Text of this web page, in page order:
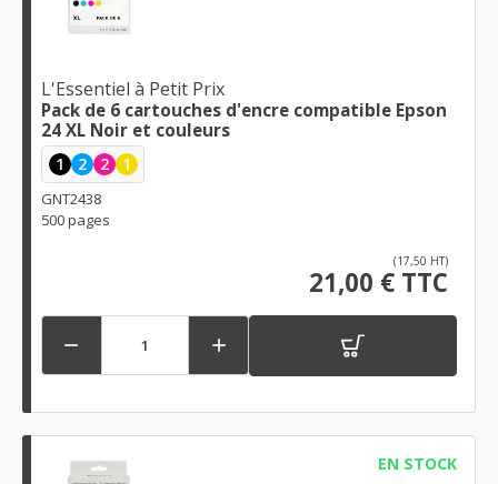
L'Essentiel à Petit Prix
Pack de 6 cartouches d'encre compatible Epson
24 XL Noir et couleurs
1 2 2 1
GNT2438
500 pages
(17,50 HT)
21,00 € TTC
 
EN STOCK